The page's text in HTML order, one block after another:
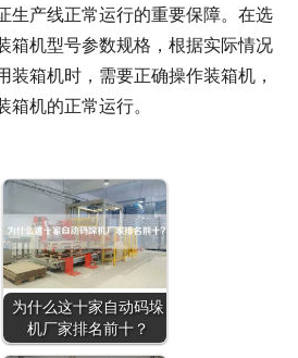
生产线正常运行的重要保障。在选
箱机型号参数规格，根据实际情况
装箱机时，需要正确操作装箱机，
机的正常运行。
为什么这十家自动码垛
机厂家排名前十？